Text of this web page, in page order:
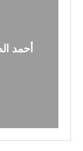
أحمد